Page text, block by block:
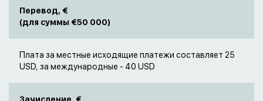
Перевод, €
(для суммы €50 000)
Плата за местные исходящие платежи составляет 25
USD, за международные - 40 USD